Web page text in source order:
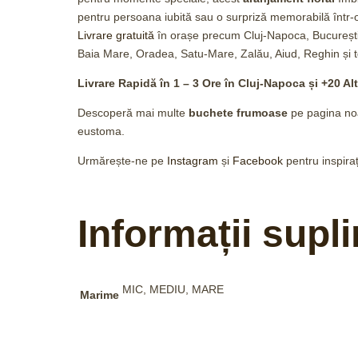
pentru persoana iubită sau o surpriză memorabilă într-
Livrare gratuită în orașe precum Cluj-Napoca,
Baia Mare, Oradea, Satu-Mare, Zalău, Aiud, Reghin și
Livrare Rapidă în 1 – 3 Ore în Cluj-Napoca și +20
Descoperă mai multe buchete frumoasepe pagina
eustoma.
Urmărește-ne pe Instagram și Facebookpentru
Informații
Marime MIC, MEDIU, MARE